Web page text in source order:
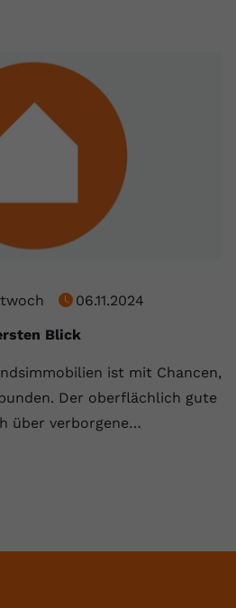
06.11.2024
Blick
ist mit Chancen,
Der oberflächlich gute
über verborgene…